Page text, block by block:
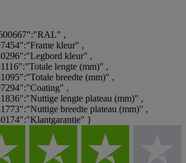
,
kleur" ,
kleur" ,
lengte (mm)" ,
breedte (mm)" ,
,
lengte plateau (mm)" ,
breedte plateau (mm)" ,
}